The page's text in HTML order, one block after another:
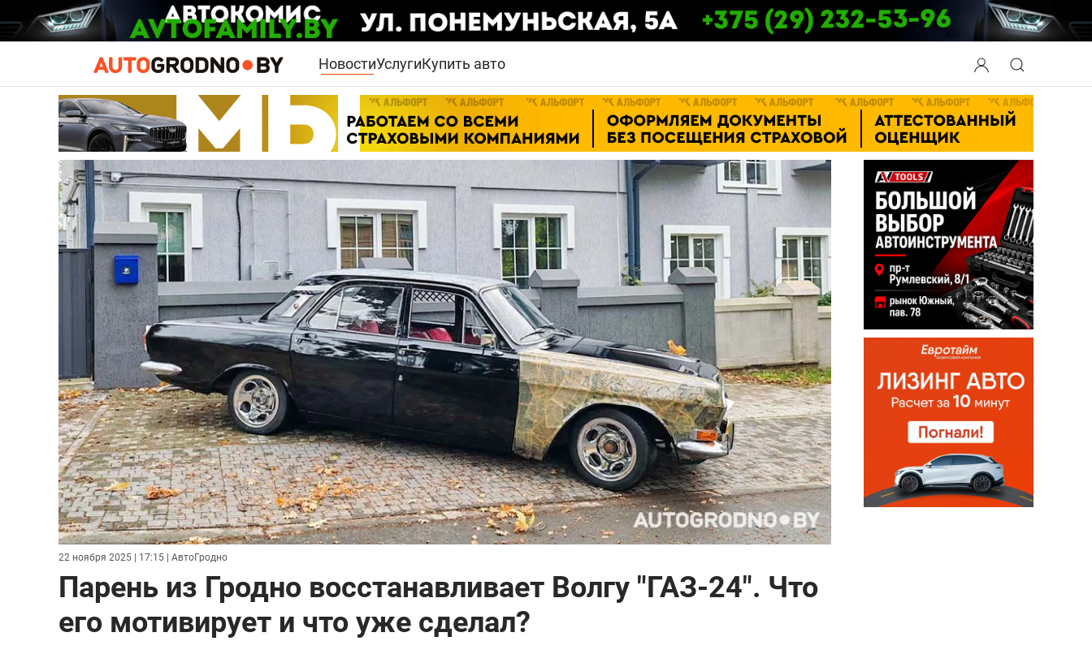
НовостиУслугиКупить авто
22 ноября 2025 | 17:15 | АвтоГродно
Парень из Гродно восстанавливает Волгу "ГАЗ-24". Что
его мотивирует и что уже сделал?